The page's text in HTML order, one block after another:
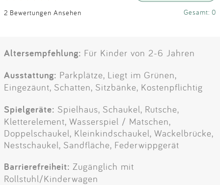
2 Bewertungen Ansehen Gesamt: 0
Altersempfehlung: Für Kinder von 2-6 Jahren
Ausstattung: Parkplätze, Liegt im Grünen,
Eingezäunt, Schatten, Sitzbänke, Kostenpflichtig
Spielgeräte: Spielhaus, Schaukel, Rutsche,
Kletterelement, Wasserspiel / Matschen,
Doppelschaukel, Kleinkindschaukel, Wackelbrücke,
Nestschaukel, Sandfläche, Federwippgerät
Barrierefreiheit: Zugänglich mit
Rollstuhl/Kinderwagen